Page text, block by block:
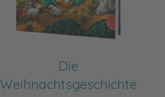
Die
Weihnachtsgeschichte